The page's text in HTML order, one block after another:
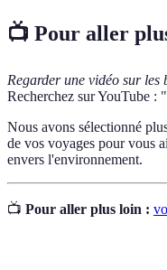
📺 Pour aller
Regarder une vidéo sur les
Recherchez sur YouTube :
Nous avons sélectionné
de vos voyages pour vous
envers l'environnement.
📺 Pour aller plus loin :